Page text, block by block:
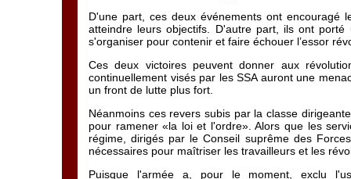
D'une part, ces deux événements ont encouragé
atteindre leurs objectifs. D'autre part, ils ont
s'organiser pour contenir et faire échouer l’essor
Ces deux victoires peuvent donner aux
continuellement visés par les SSA auront une
un front de lutte plus fort.
Néanmoins ces revers subis par la classe
pour ramener «la loi et l'ordre». Alors que les
régime, dirigés par le Conseil suprême des
nécessaires pour maîtriser les travailleurs et les
Puisque l'armée a, pour le moment, exclu